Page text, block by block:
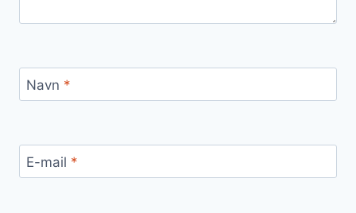
Navn *
E-mail *